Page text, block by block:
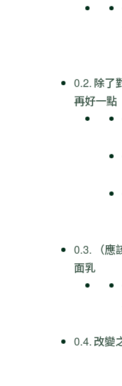
除了
再好一點
（
面乳
改變